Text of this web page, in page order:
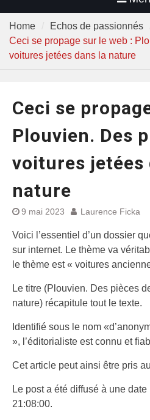
Home
Echos de passionnés
Ceci se propage sur le web :
voitures jetées dans la nature
Ceci se
Plouvien. Des
voitures jetées
nature
9 mai 2023 Laurence Ficka
Voici l’essentiel d’un dossier
sur internet. Le thème va
le thème est « voitures
Le titre (Plouvien. Des pièces
nature) récapitule tout le texte.
Identifié sous le nom
», l’éditorialiste est connu et
Cet article peut ainsi être pris
Le post a été diffusé à une
21:08:00.